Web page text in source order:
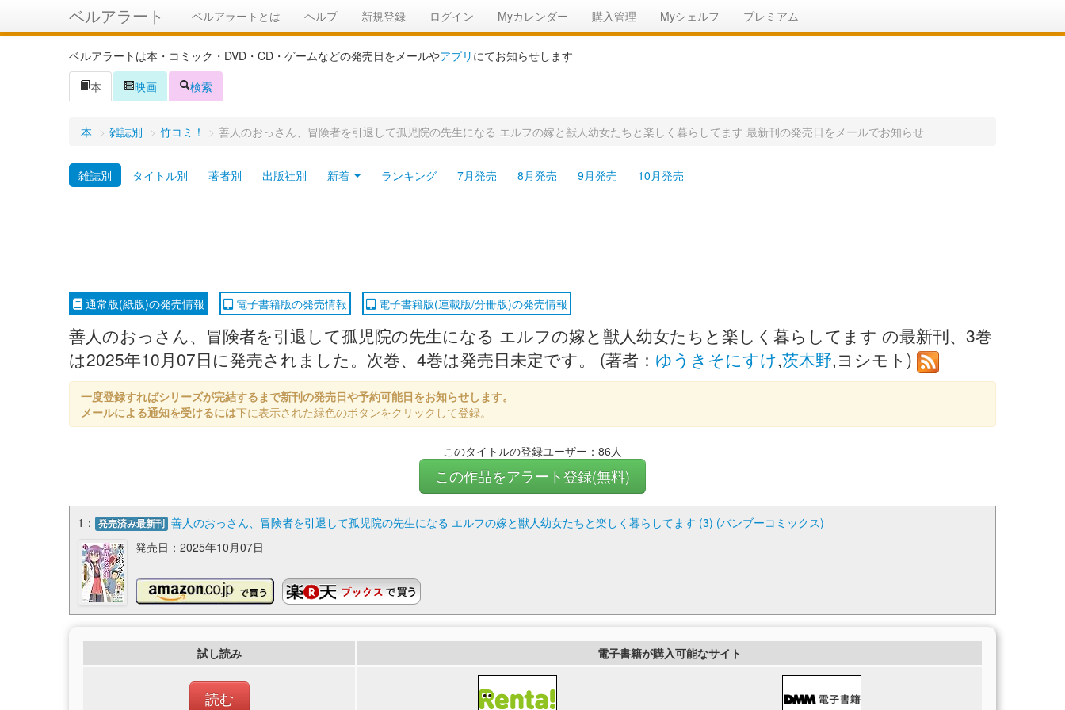
ベルアラート ベルアラートとは ヘルプ 新規登録 ログイン Myカレンダー 購入管理 Myシェルフ プレミアム
ベルアラートは本・コミック・DVD・CD・ゲームなどの発売日をメールやアプリ にてお知らせします
本
映画 検索
本 > 雑誌別 > 竹コミ！ > 善人のおっさん、冒険者を引退して孤児院の先生になる エルフの嫁と獣人幼女たちと楽しく暮らしてます 最新刊の発売日をメールでお知らせ
雑誌別 タイトル別 著者別 出版社別 新着 ランキング 7月発売 8月発売 9月発売 10月発売
通常版(紙版)の発売情報 電子書籍版の発売情報 電子書籍版(連載版/分冊版)の発売情報
善人のおっさん、冒険者を引退して孤児院の先生になる エルフの嫁と獣人幼女たちと楽しく暮らしてます の最新刊、3巻
は2025年10月07日に発売されました。次巻、4巻は発売日未定です。 (著者： ゆうきそにすけ,茨木野,ヨシモト)
一度登録すればシリーズが完結するまで新刊の発売日や予約可能日をお知らせします。
メールによる通知を受けるには下に表示された緑色のボタンをクリックして登録。
このタイトルの登録ユーザー：86人
この作品をアラート登録(無料)
1： 発売済み最新刊 善人のおっさん、冒険者を引退して孤児院の先生になる エルフの嫁と獣人幼女たちと楽しく暮らしてます (3) (バンブーコミックス)
発売日：2025年10月07日
試し読み 電子書籍が購入可能なサイト
読む